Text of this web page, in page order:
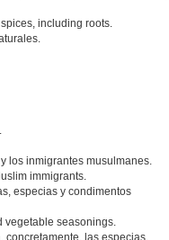
including roots.
los inmigrantes musulmanes.
immigrants.
especias y condimentos
vegetable seasonings.